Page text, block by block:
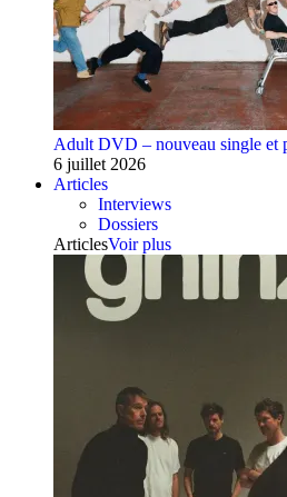
Adult DVD – nouveau single et
6 juillet 2026
Articles
Interviews
Dossiers
ArticlesVoir plus